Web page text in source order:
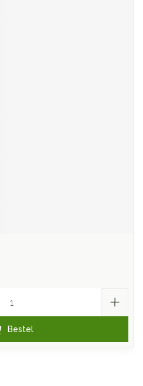
Bestel